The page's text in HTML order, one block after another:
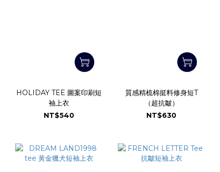
HOLIDAY TEE 圖案印刷短
袖上衣
NT$540
質感精梳棉挺料修身短T
（超抗皺）
NT$630